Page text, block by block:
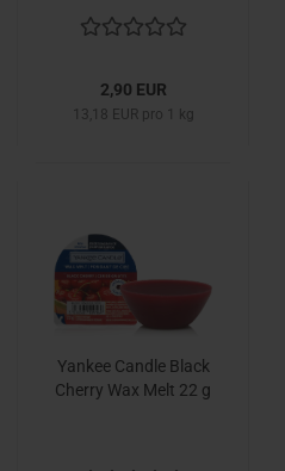
2,90 EUR
13,18 EUR pro 1 kg
Yankee Candle Black
Cherry Wax Melt 22 g